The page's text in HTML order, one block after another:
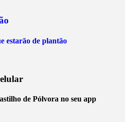
estarão de plantão
de Pólvora no seu app